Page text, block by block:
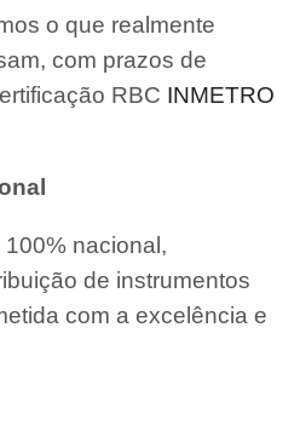
o que realmente
com prazos de
RBC INMETRO
nacional,
de instrumentos
com a excelência e